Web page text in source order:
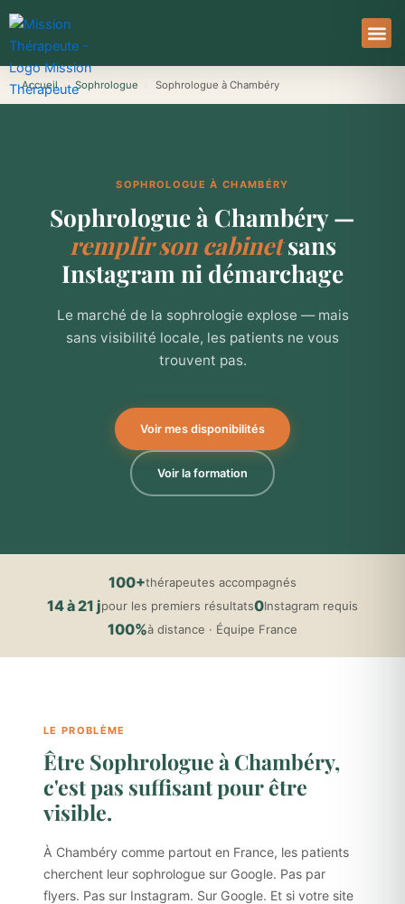
Aller
au
contenu
Accueil › Sophrologue Sophrologue à Chambéry
SOPHROLOGUE À CHAMBÉRY
Sophrologue à Chambéry —
remplir son cabinetsans
Instagram ni démarchage
Le marché de la sophrologie explose — mais
sans visibilité locale, les patients ne vous
trouvent pas.
Voir mes disponibilités
Voir la formation
100+thérapeutes accompagnés
14 à 21 jpour les premiers résultats0Instagram requis
100%à distance · Équipe France
LE PROBLÈME
Être Sophrologue à Chambéry,
c'est pas suffisant pour être
visible.
À Chambéry comme partout en France, les patients
cherchent leur sophrologue sur Google. Pas par
flyers. Pas sur Instagram. Sur Google. Et si votre site